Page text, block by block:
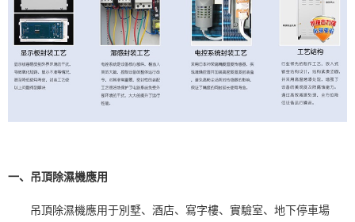
一、吊頂除濕機應用
吊頂除濕機應用于別墅、酒店、寫字樓、實驗室、地下停車場